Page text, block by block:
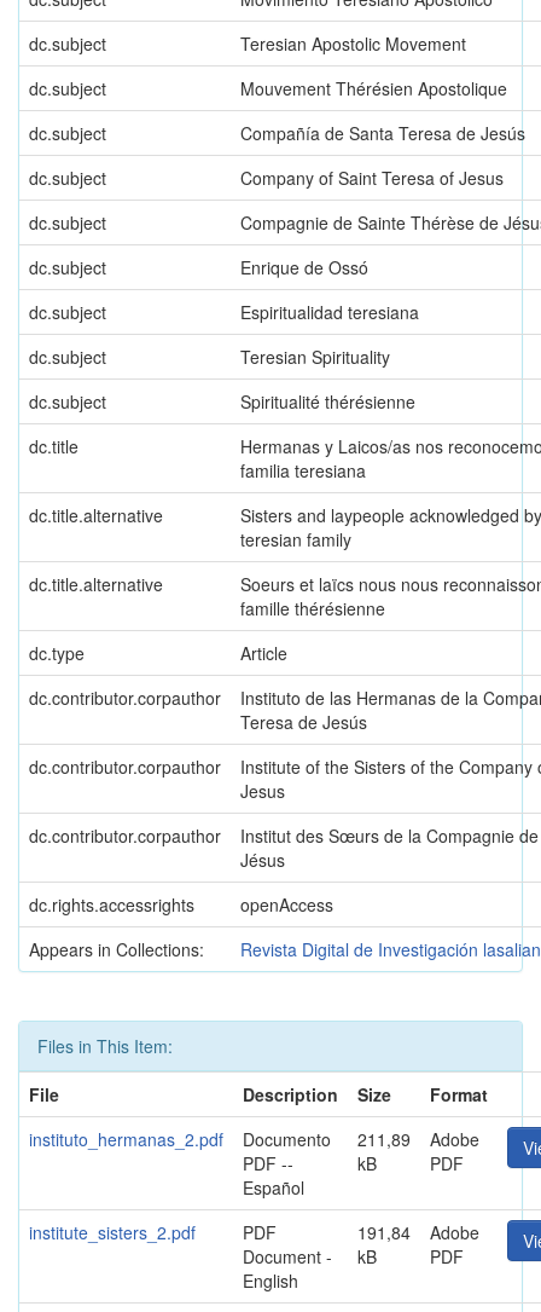
dc.subject
Teresian Apostolic Movement
dc.subject
Mouvement Thérésien Apostolique
dc.subject
Compañía de Santa Teresa de Jesús
dc.subject
Company of Saint Teresa of Jesus
dc.subject
Compagnie de Sainte Thérèse de
dc.subject
Enrique de Ossó
dc.subject
Espiritualidad teresiana
dc.subject
Teresian Spirituality
dc.subject
Spiritualité thérésienne
dc.title
Hermanas y Laicos/as nos
familia teresiana
dc.title.alternative
Sisters and laypeople acknowledged
teresian family
dc.title.alternative
Soeurs et laïcs nous nous
famille thérésienne
dc.type
Article
dc.contributor.corpauthor
Instituto de las Hermanas de la
Teresa de Jesús
dc.contributor.corpauthor
Institute of the Sisters of the Company
Jesus
dc.contributor.corpauthor
Institut des Sœurs de la Compagnie
Jésus
dc.rights.accessrights
openAccess
Appears in Collections:
Revista Digital de Investigación
Files in This Item:
File
Description Size
Format
instituto_hermanas_2.pdf
Documento
PDF --
Español
211,89
kB
Adobe
PDF
institute_sisters_2.pdf
PDF
Document -
English
191,84
kB
Adobe
PDF